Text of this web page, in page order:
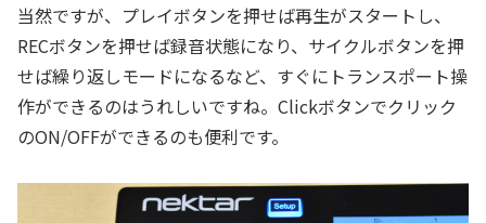
当然ですが、プレイボタンを押せば再生がスタートし、
RECボタンを押せば録音状態になり、サイクルボタンを押
せば繰り返しモードになるなど、すぐにトランスポート操
作ができるのはうれしいですね。Clickボタンでクリック
のON/OFFができるのも便利です。